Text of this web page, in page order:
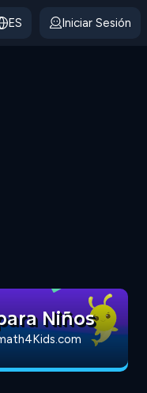
ES Iniciar Sesión
Niños